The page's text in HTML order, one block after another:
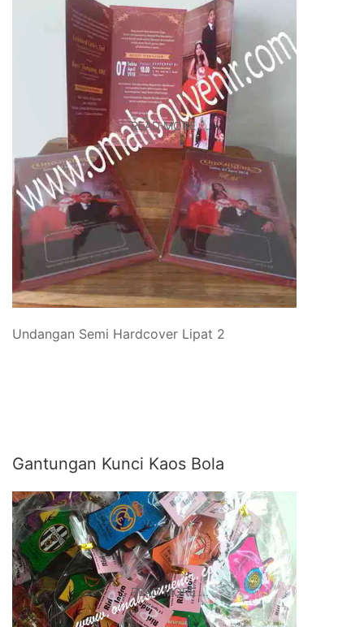
Undangan Semi Hardcover Lipat 2
READ MORE ...
Gantungan Kunci Kaos Bola
READ MORE ...